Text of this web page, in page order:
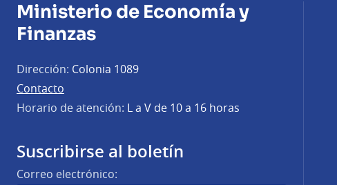
Ministerio de Economía y
Finanzas
Dirección: Colonia 1089
Contacto
Horario de atención: L a V de 10 a 16 horas
Suscribirse al boletín
Correo electrónico: